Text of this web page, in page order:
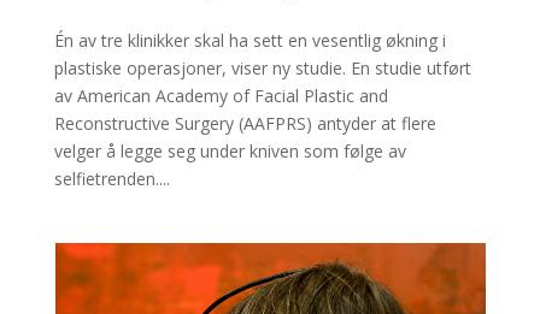
Én av tre klinikker skal ha sett en vesentlig økning i
plastiske operasjoner, viser ny studie. En studie utført
av American Academy of Facial Plastic and
Reconstructive Surgery (AAFPRS) antyder at flere
velger å legge seg under kniven som følge av
selfietrenden....